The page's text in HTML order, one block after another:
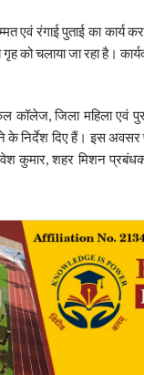
रंगाई पुताई का कार्य
को चलाया जा रहा है।
कॉलेज, जिला महिला एवं
निर्देश दिए हैं। इस अवसर
कुमार, शहर मिशन प्रबंधक